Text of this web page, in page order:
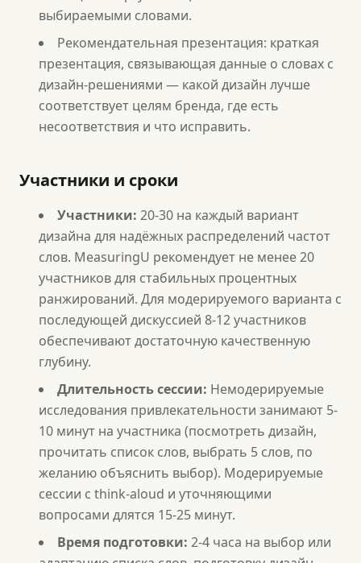
выбираемыми словами.
Рекомендательная презентация: краткая
презентация, связывающая данные о словах с
дизайн-решениями — какой дизайн лучше
соответствует целям бренда, где есть
несоответствия и что исправить.
Участники и сроки
Участники: 20-30 на каждый вариант
дизайна для надёжных распределений частот
слов. MeasuringU рекомендует не менее 20
участников для стабильных процентных
ранжирований. Для модерируемого варианта с
последующей дискуссией 8-12 участников
обеспечивают достаточную качественную
глубину.
Длительность сессии: Немодерируемые
исследования привлекательности занимают 5-
10 минут на участника (посмотреть дизайн,
прочитать список слов, выбрать 5 слов, по
желанию объяснить выбор). Модерируемые
сессии с think-aloud и уточняющими
вопросами длятся 15-25 минут.
Время подготовки: 2-4 часа на выбор или